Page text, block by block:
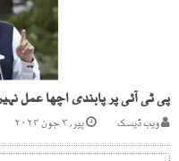
ویب ڈیسک پیر, ۳ جون ۲۰۲۴